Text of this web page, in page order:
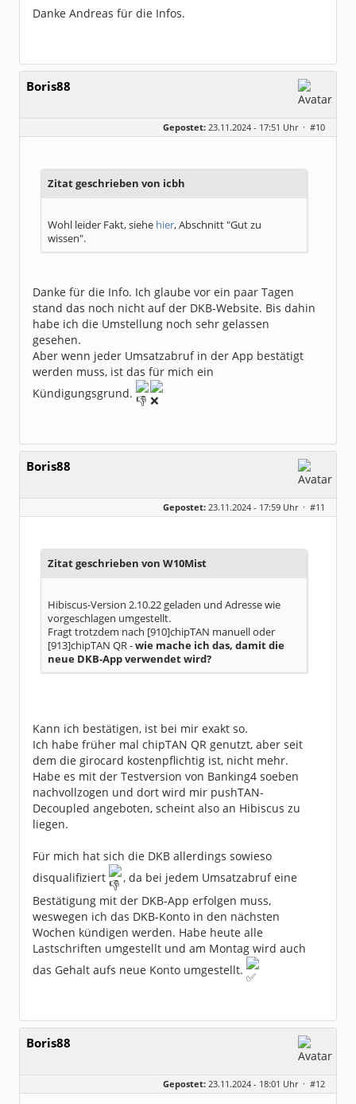
Dabei seit:
03 / 2005
Danke Andreas für die Infos.
Boris88
Gepostet: 23.11.2024 - 17:51 Uhr · #10
Zitat geschrieben von icbh
Wohl leider Fakt, siehe hier, Abschnitt "Gut zu
wissen".
Danke für die Info. Ich glaube vor ein paar Tagen
stand das noch nicht auf der DKB-Website. Bis dahin
habe ich die Umstellung noch sehr gelassen
gesehen.
Aber wenn jeder Umsatzabruf in der App bestätigt
werden muss, ist das für mich ein
Kündigungsgrund.
Boris88
Gepostet: 23.11.2024 - 17:59 Uhr · #11
Zitat geschrieben von W10Mist
Hibiscus-Version 2.10.22 geladen und Adresse wie
vorgeschlagen umgestellt.
Fragt trotzdem nach [910]chipTAN manuell oder
[913]chipTAN QR -wie mache ich das, damit die
neue DKB-App verwendet wird?
Kann ich bestätigen, ist bei mir exakt so.
Ich habe früher mal chipTAN QR genutzt, aber seit
dem die girocard kostenpflichtig ist, nicht mehr.
Habe es mit der Testversion von Banking4 soeben
nachvollzogen und dort wird mir pushTAN-
Decoupled angeboten, scheint also an Hibiscus zu
liegen.
Für mich hat sich die DKB allerdings sowieso
disqualifiziert
, da bei jedem Umsatzabruf eine
Bestätigung mit der DKB-App erfolgen muss,
weswegen ich das DKB-Konto in den nächsten
Wochen kündigen werden. Habe heute alle
Lastschriften umgestellt und am Montag wird auch
das Gehalt aufs neue Konto umgestellt.
Boris88
Gepostet: 23.11.2024 - 18:01 Uhr · #12